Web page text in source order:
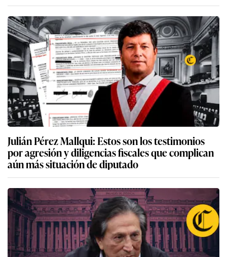
Julián Pérez Mallqui: Estos son los testimonios
por agresión y diligencias fiscales que complican
aún más situación de diputado